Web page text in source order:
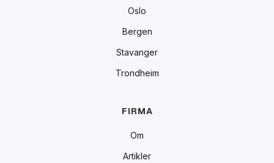
Oslo
Bergen
Stavanger
Trondheim
FIRMA
Om
Artikler